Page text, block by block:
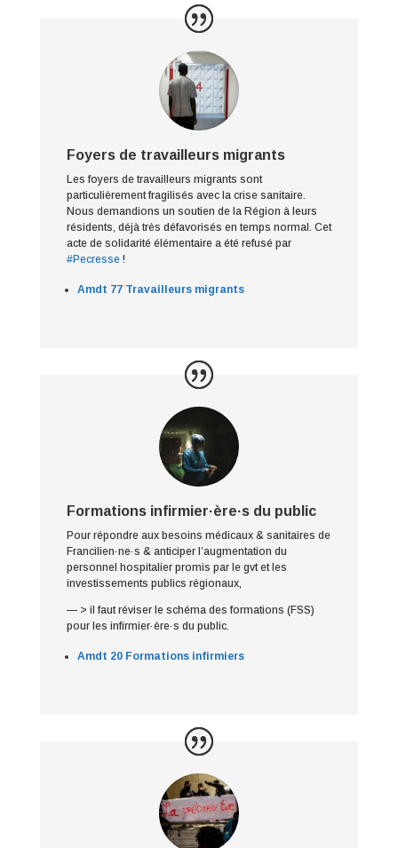
Foyers de travailleurs migrants
Les foyers de travailleurs migrants sont
particulièrement fragilisés avec la crise sanitaire.
Nous demandions un soutien de la Région à leurs
résidents, déjà très défavorisés en temps normal. Cet
acte de solidarité élémentaire a été refusé par
#Pecresse!
Amdt 77 Travailleurs migrants
Formations infirmier·ère·s du public
Pour répondre aux besoins médicaux & sanitaires de
Francilien·ne·s & anticiper l’augmentation du
personnel hospitalier promis par le gvt et les
investissements publics régionaux,
— > il faut réviser le schéma des formations (FSS)
pour les infirmier·ère·s du public.
Amdt 20 Formations infirmiers